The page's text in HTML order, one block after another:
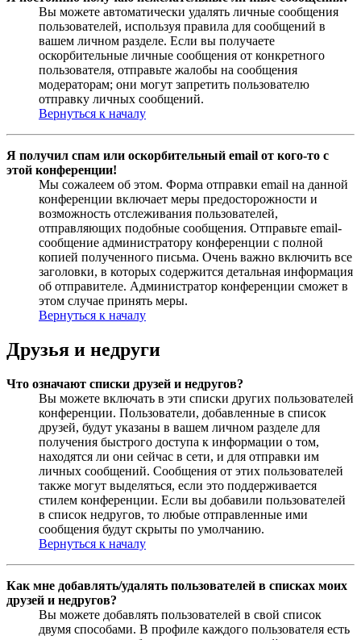
Вы можете автоматически удалять личные сообщения
пользователей, используя правила для сообщений в
вашем личном разделе. Если вы получаете
оскорбительные личные сообщения от конкретного
пользователя, отправьте жалобы на сообщения
модераторам; они могут запретить пользователю
отправку личных сообщений.
Вернуться к началу
Я получил спам или оскорбительный email от кого-то с
этой конференции!
Мы сожалеем об этом. Форма отправки email на данной
конференции включает меры предосторожности и
возможность отслеживания пользователей,
отправляющих подобные сообщения. Отправьте email-
сообщение администратору конференции с полной
копией полученного письма. Очень важно включить все
заголовки, в которых содержится детальная информация
об отправителе. Администратор конференции сможет в
этом случае принять меры.
Вернуться к началу
Друзья и недруги
Что означают списки друзей и недругов?
Вы можете включать в эти списки других пользователей
конференции. Пользователи, добавленные в список
друзей, будут указаны в вашем личном разделе для
получения быстрого доступа к информации о том,
находятся ли они сейчас в сети, и для отправки им
личных сообщений. Сообщения от этих пользователей
также могут выделяться, если это поддерживается
стилем конференции. Если вы добавили пользователей
в список недругов, то любые отправленные ими
сообщения будут скрыты по умолчанию.
Вернуться к началу
Как мне добавлять/удалять пользователей в списках моих
друзей и недругов?
Вы можете добавлять пользователей в свой список
двумя способами. В профиле каждого пользователя есть